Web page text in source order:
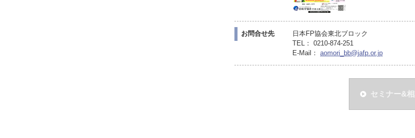
お問合せ先
日本FP協会東北ブロック
TEL： 0210-874-251
E-Mail： aomori_bb@jafp.or.jp
セミナー&